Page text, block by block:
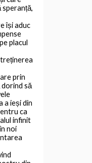
speranță,
își aduc
placul
prin
dorind să
a ieși din
ca
infinit
noi